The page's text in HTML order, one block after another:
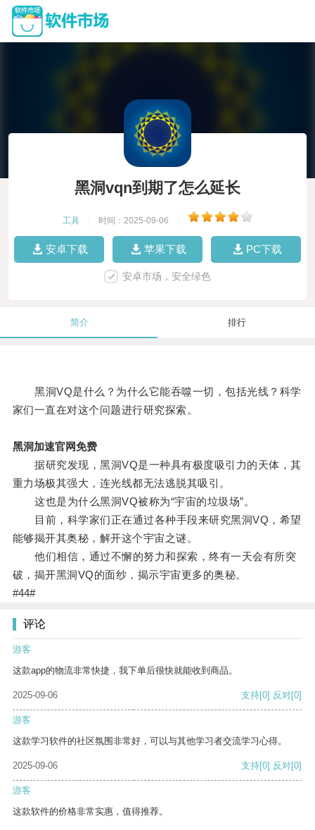
黑洞vqn到期了怎么延长
工具 时间：2025-09-06
安卓下载 苹果下载 PC下载
安卓市场，安全绿色
简介 排行
黑洞VQ是什么？为什么它能吞噬一切，包括光线？科学
家们一直在对这个问题进行研究探索。
黑洞加速官网免费
据研究发现，黑洞VQ是一种具有极度吸引力的天体，其
重力场极其强大，连光线都无法逃脱其吸引。
这也是为什么黑洞VQ被称为“宇宙的垃圾场”。
目前，科学家们正在通过各种手段来研究黑洞VQ，希望
能够揭开其奥秘，解开这个宇宙之谜。
他们相信，通过不懈的努力和探索，终有一天会有所突
破，揭开黑洞VQ的面纱，揭示宇宙更多的奥秘。
#44#
评论
游客
这款app的物流非常快捷，我下单后很快就能收到商品。
2025-09-06 支持[0] 反对[0]
游客
这款学习软件的社区氛围非常好，可以与其他学习者交流学习心得。
2025-09-06 支持[0] 反对[0]
游客
这款软件的价格非常实惠，值得推荐。